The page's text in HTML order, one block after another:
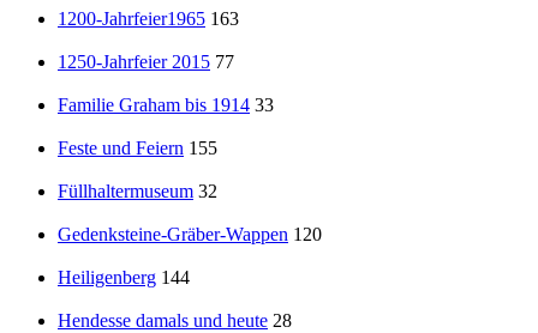
1200-Jahrfeier1965 163
1250-Jahrfeier 2015 77
Familie Graham bis 1914 33
Feste und Feiern 155
Füllhaltermuseum 32
Gedenksteine-Gräber-Wappen 120
Heiligenberg 144
Hendesse damals und heute 28